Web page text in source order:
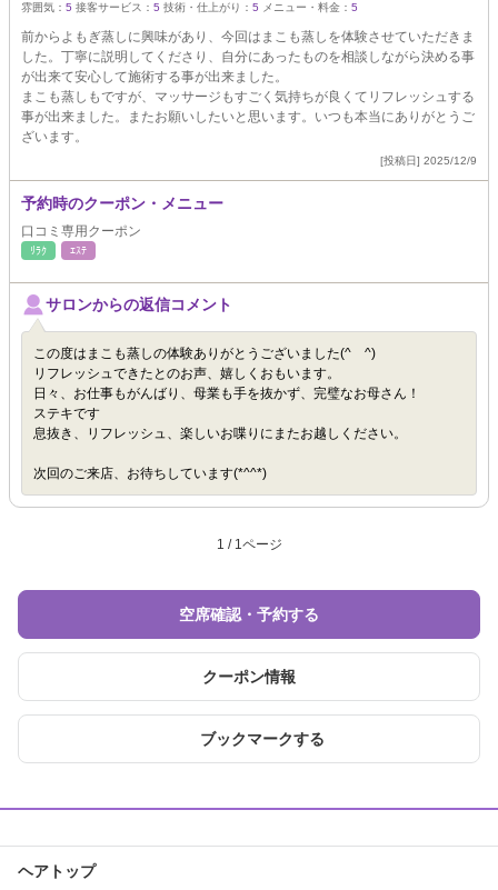
雰囲気： 5 接客サービス： 5 技術・仕上がり： 5 メニュー・料金： 5
前からよもぎ蒸しに興味があり、今回はまこも蒸しを体験させていただきま
した。丁寧に説明してくださり、自分にあったものを相談しながら決める事
が出来て安心して施術する事が出来ました。
まこも蒸しもですが、マッサージもすごく気持ちが良くてリフレッシュする
事が出来ました。またお願いしたいと思います。いつも本当にありがとうご
ざいます。
[投稿日] 2025/12/9
予約時のクーポン・メニュー
口コミ専用クーポン
ﾘﾗｸ ｴｽﾃ
サロンからの返信コメント
この度はまこも蒸しの体験ありがとうございました(^ ^)
リフレッシュできたとのお声、嬉しくおもいます。
日々、お仕事もがんばり、母業も手を抜かず、完璧なお母さん！
ステキです
息抜き、リフレッシュ、楽しいお喋りにまたお越しください。
次回のご来店、お待ちしています(*^^*)
1 / 1ページ
空席確認・予約する
クーポン情報
ブックマークする
ヘアトップ